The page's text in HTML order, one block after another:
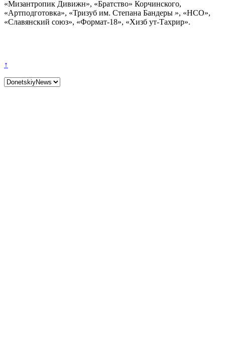
«Мизантропик Дивижн», «Братство» Корчинского,
«Артподготовка», «Тризуб им. Степана Бандеры », «НСО»,
«Славянский союз», «Формат-18», «Хизб ут-Тахрир».
↑